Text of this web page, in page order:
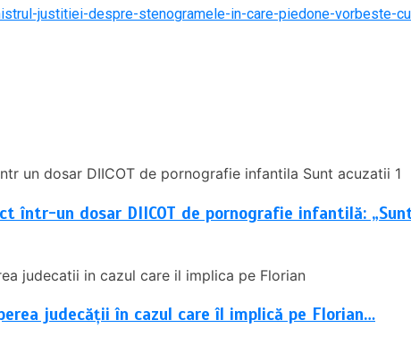
justitiei-despre-stenogramele-in-care-piedone-vorbeste-
într-un dosar DIICOT de pornografie infantilă:
judecății în cazul care îl implică pe Florian…